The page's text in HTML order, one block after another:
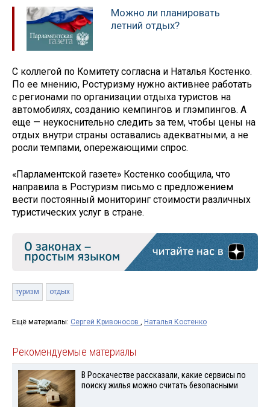
Можно ли планировать
летний отдых?
С коллегой по Комитету согласна и Наталья Костенко.
По ее мнению, Ростуризму нужно активнее работать
с регионами по организации отдыха туристов на
автомобилях, созданию кемпингов и глэмпингов. А
еще — неукоснительно следить за тем, чтобы цены на
отдых внутри страны оставались адекватными, а не
росли темпами, опережающими спрос.
«Парламентской газете» Костенко сообщила, что
направила в Ростуризм письмо с предложением
вести постоянный мониторинг стоимости различных
туристических услуг в стране.
туризм отдых
Ещё материалы: Сергей Кривоносов Наталья Костенко
Рекомендуемые материалы
В Роскачестве рассказали, какие сервисы по
поиску жилья можно считать безопасными